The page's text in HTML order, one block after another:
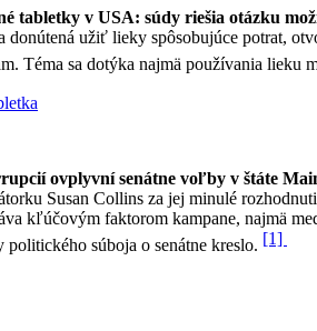
tabletky v USA: súdy riešia otázku
donútená užiť lieky spôsobujúce potrat,
Téma sa dotýka najmä používania lieku
ovplyvní senátne voľby v štáte
Susan Collins za jej minulé
kľúčovým faktorom kampane, najmä
politického súboja o senátne kreslo. [1]